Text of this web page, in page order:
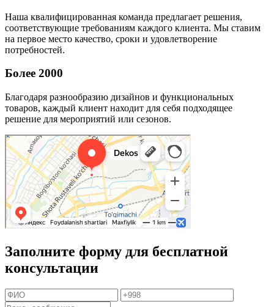
Наша квалифицированная команда предлагает решения,
соответствующие требованиям каждого клиента. Мы ставим
на первое место качество, сроки и удовлетворение
потребностей.
Более 2000
Благодаря разнообразию дизайнов и функциональных
товаров, каждый клиент находит для себя подходящее
решение для мероприятий или сезонов.
Заполните форму для бесплатной
консультации